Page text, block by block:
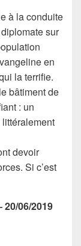
à la conduite
sur
en
la terrifie.
bâtiment de
: un
devoir
Si c’est
20/06/2019